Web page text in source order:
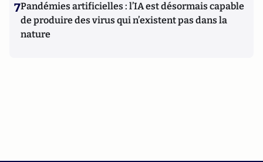
7Pandémies artificielles : l’IA est désormais capable
de produire des virus qui n’existent pas dans la
nature